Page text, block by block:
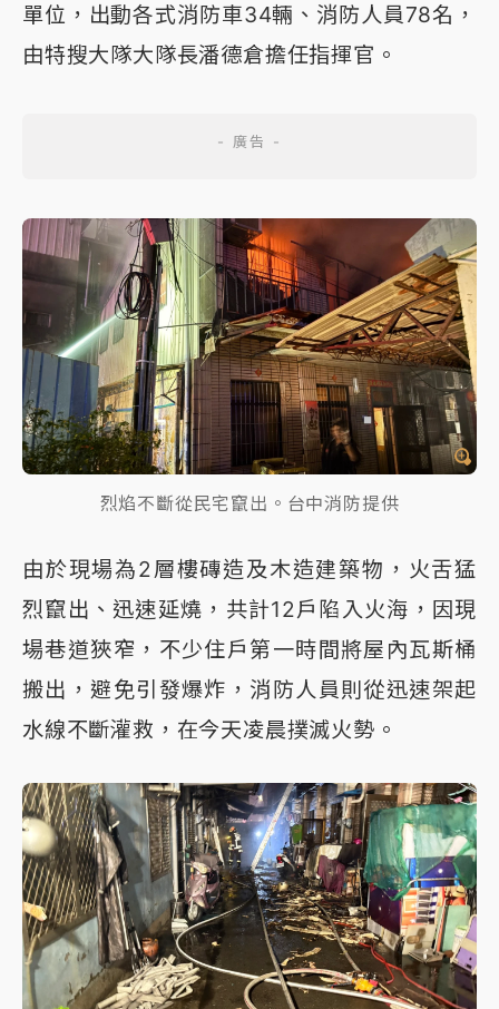
單位，出動各式消防車34輛、消防人員78名，
由特搜大隊大隊長潘德倉擔任指揮官。
烈焰不斷從民宅竄出。台中消防提供
由於現場為2層樓磚造及木造建築物，火舌猛
烈竄出、迅速延燒，共計12戶陷入火海，因現
場巷道狹窄，不少住戶第一時間將屋內瓦斯桶
搬出，避免引發爆炸，消防人員則從迅速架起
水線不斷灌救，在今天凌晨撲滅火勢。